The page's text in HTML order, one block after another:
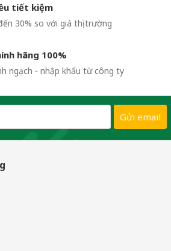
tiết kiệm
30% so với giá thị trường
hãng 100%
ngạch - nhập khẩu từ công ty
Gửi email